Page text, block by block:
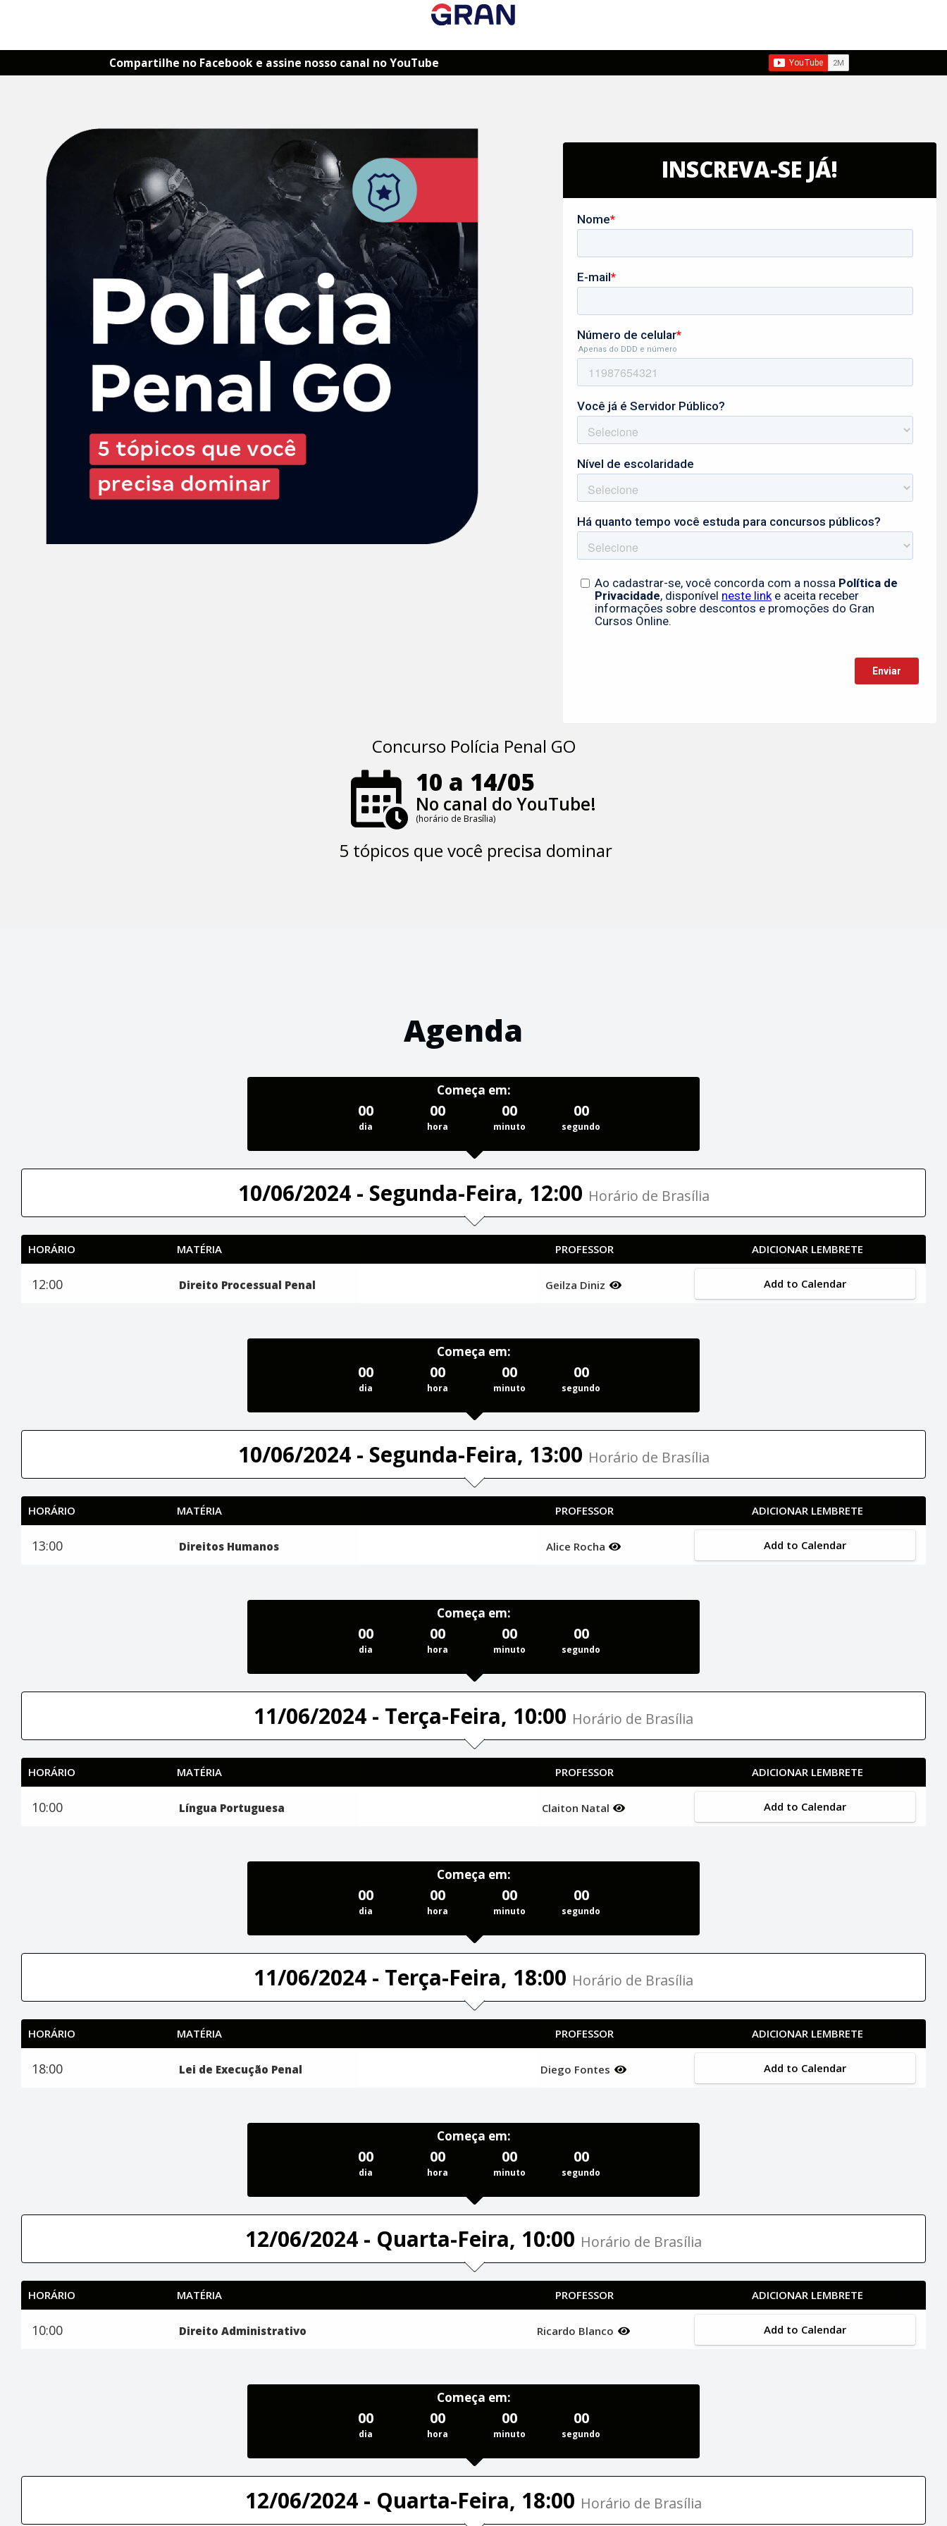
Compartilhe no Facebook e assine nosso canal no YouTube
INSCREVA-SE JÁ!
Concurso Polícia Penal GO
10 a 14/05
No canal do YouTube!
(horário de Brasília)
5 tópicos que você precisa dominar
Agenda
Começa em:
00
dia
00
hora
00
minuto
00
segundo
10/06/2024 - Segunda-Feira, 12:00 Horário de Brasília
HORÁRIO MATÉRIA PROFESSOR ADICIONAR LEMBRETE
12:00 Direito Processual Penal Geilza Diniz Add to Calendar
Começa em:
00
dia
00
hora
00
minuto
00
segundo
10/06/2024 - Segunda-Feira, 13:00 Horário de Brasília
HORÁRIO MATÉRIA PROFESSOR ADICIONAR LEMBRETE
13:00 Direitos Humanos Alice Rocha Add to Calendar
Começa em:
00
dia
00
hora
00
minuto
00
segundo
11/06/2024 - Terça-Feira, 10:00 Horário de Brasília
HORÁRIO MATÉRIA PROFESSOR ADICIONAR LEMBRETE
10:00 Língua Portuguesa Claiton Natal Add to Calendar
Começa em:
00
dia
00
hora
00
minuto
00
segundo
11/06/2024 - Terça-Feira, 18:00 Horário de Brasília
HORÁRIO MATÉRIA PROFESSOR ADICIONAR LEMBRETE
18:00 Lei de Execução Penal Diego Fontes Add to Calendar
Começa em:
00
dia
00
hora
00
minuto
00
segundo
12/06/2024 - Quarta-Feira, 10:00 Horário de Brasília
HORÁRIO MATÉRIA PROFESSOR ADICIONAR LEMBRETE
10:00 Direito Administrativo Ricardo Blanco Add to Calendar
Começa em:
00
dia
00
hora
00
minuto
00
segundo
12/06/2024 - Quarta-Feira, 18:00 Horário de Brasília